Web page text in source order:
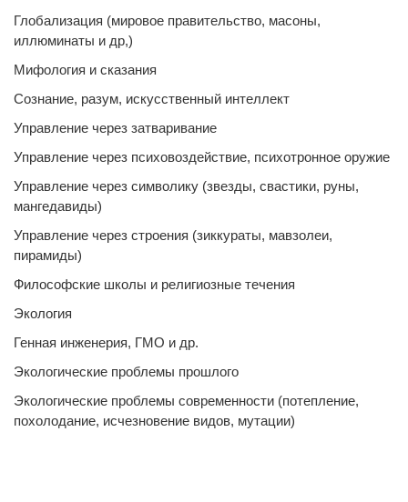
Глобализация (мировое правительство, масоны,
иллюминаты и др,)
Мифология и сказания
Сознание, разум, искусственный интеллект
Управление через затваривание
Управление через психовоздействие, психотронное оружие
Управление через символику (звезды, свастики, руны,
мангедавиды)
Управление через строения (зиккураты, мавзолеи,
пирамиды)
Философские школы и религиозные течения
Экология
Генная инженерия, ГМО и др.
Экологические проблемы прошлого
Экологические проблемы современности (потепление,
похолодание, исчезновение видов, мутации)